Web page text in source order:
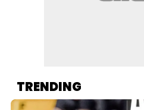
TRENDING